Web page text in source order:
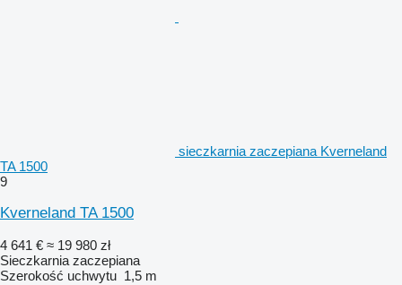
sieczkarnia zaczepiana Kverneland
TA 1500
9
Kverneland TA 1500
4 641 € ≈ 19 980 zł
Sieczkarnia zaczepiana
Szerokość uchwytu 1,5 m